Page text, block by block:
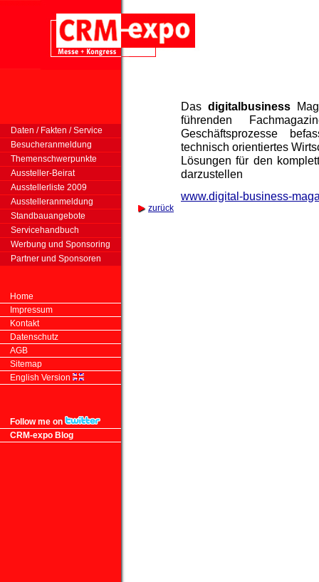
Daten / Fakten / Service
Besucheranmeldung
Themenschwerpunkte
Aussteller-Beirat
Ausstellerliste 2009
Ausstelleranmeldung
Standbauangebote
Servicehandbuch
Werbung und Sponsoring
Partner und Sponsoren
Home
Impressum
Kontakt
Datenschutz
AGB
Sitemap
English Version
Follow me on
CRM-expo Blog
Das digitalbusiness
führenden
Geschäftsprozesse
technisch orientiertes
Lösungen für den
darzustellen
www.digital-business-
zurück